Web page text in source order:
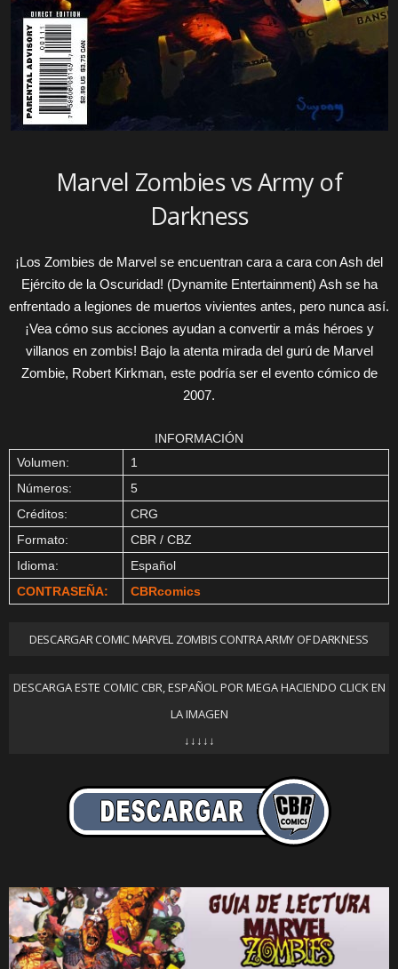
Marvel Zombies vs Army of
Darkness
¡Los Zombies de Marvel se encuentran cara a cara con Ash del
Ejército de la Oscuridad! (Dynamite Entertainment) Ash se ha
enfrentado a legiones de muertos vivientes antes, pero nunca así.
¡Vea cómo sus acciones ayudan a convertir a más héroes y
villanos en zombis! Bajo la atenta mirada del gurú de Marvel
Zombie, Robert Kirkman, este podría ser el evento cómico de
2007.
INFORMACIÓN
Volumen:
1
Números:
5
Créditos:
CRG
Formato:
CBR / CBZ
Idioma:
Español
CONTRASEÑA:
CBRcomics
DESCARGAR COMIC MARVEL ZOMBIS CONTRA ARMY OF DARKNESS
DESCARGA ESTE COMIC CBR, ESPAÑOL POR MEGA HACIENDO CLICK EN
LA IMAGEN
↓↓↓↓↓